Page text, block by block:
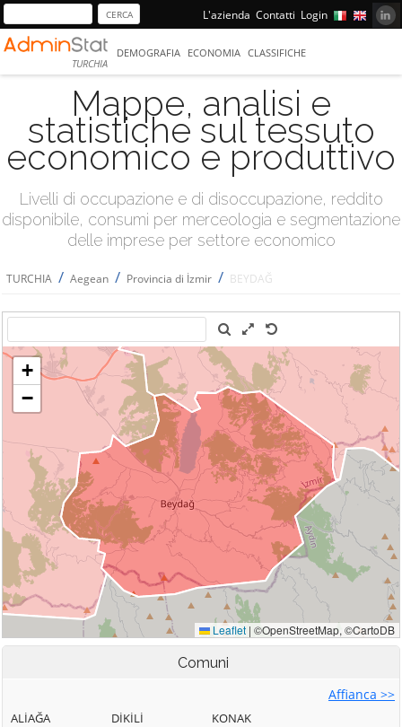
L'azienda Contatti Login
TURCHIA
DEMOGRAFIA ECONOMIA CLASSIFICHE
Mappe, analisi e
statistiche sul tessuto
economico e produttivo
Livelli di occupazione e di disoccupazione, reddito
disponibile, consumi per merceologia e segmentazione
delle imprese per settore economico
TURCHIA / Aegean / Provincia di İzmir / BEYDAĞ
Comuni
Affianca >>
ALİAĞA
DİKİLİ
KONAK